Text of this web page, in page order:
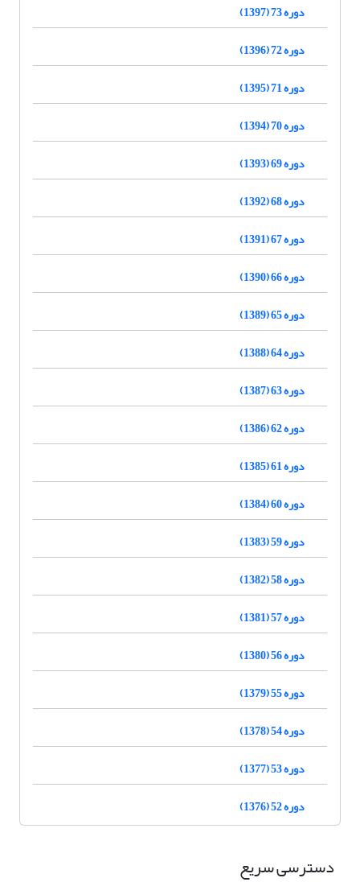
دوره 73 (1397)
دوره 72 (1396)
دوره 71 (1395)
دوره 70 (1394)
دوره 69 (1393)
دوره 68 (1392)
دوره 67 (1391)
دوره 66 (1390)
دوره 65 (1389)
دوره 64 (1388)
دوره 63 (1387)
دوره 62 (1386)
دوره 61 (1385)
دوره 60 (1384)
دوره 59 (1383)
دوره 58 (1382)
دوره 57 (1381)
دوره 56 (1380)
دوره 55 (1379)
دوره 54 (1378)
دوره 53 (1377)
دوره 52 (1376)
دسترسی سریع